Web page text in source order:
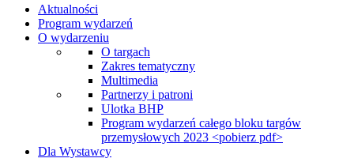
Aktualności
Program wydarzeń
O wydarzeniu
O targach
Zakres tematyczny
Multimedia
Partnerzy i patroni
Ulotka BHP
Program wydarzeń całego bloku targów
przemysłowych 2023 <pobierz pdf>
Dla Wystawcy